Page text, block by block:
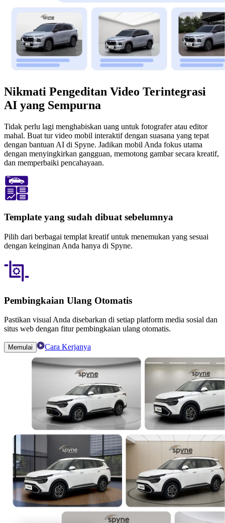
Nikmati Pengeditan Video Terintegrasi
AI yang Sempurna
Tidak perlu lagi menghabiskan uang untuk fotografer atau editor
mahal. Buat tur video mobil interaktif dengan suasana yang tepat
dengan bantuan AI di Spyne. Jadikan mobil Anda fokus utama
dengan menyingkirkan gangguan, memotong gambar secara kreatif,
dan memperbaiki pencahayaan.
Template yang sudah dibuat sebelumnya
Pilih dari berbagai templat kreatif untuk menemukan yang sesuai
dengan keinginan Anda hanya di Spyne.
Pembingkaian Ulang Otomatis
Pastikan visual Anda disebarkan di setiap platform media sosial dan
situs web dengan fitur pembingkaian ulang otomatis.
Memulai Cara Kerjanya